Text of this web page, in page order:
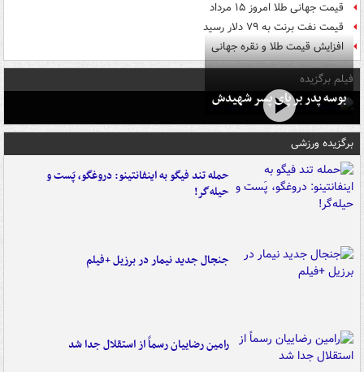
قیمت جهانی طلا امروز ۱۵ مرداد
قیمت نفت برنت به ۷۹ دلار رسید
افزایش قیمت طلا و نقره جهانی
فیلم برگزیده
بوسه‌ پدر بر پای پسر شهیدش
برگزیده ورزشی
حمله تند فیگو به اینفانتینو: دروغگو، پَست‌ و
حیله‌گر!
جنجال جدید نیمار در برزیل +فیلم
رامین رضاییان رسماً از استقلال جدا شد